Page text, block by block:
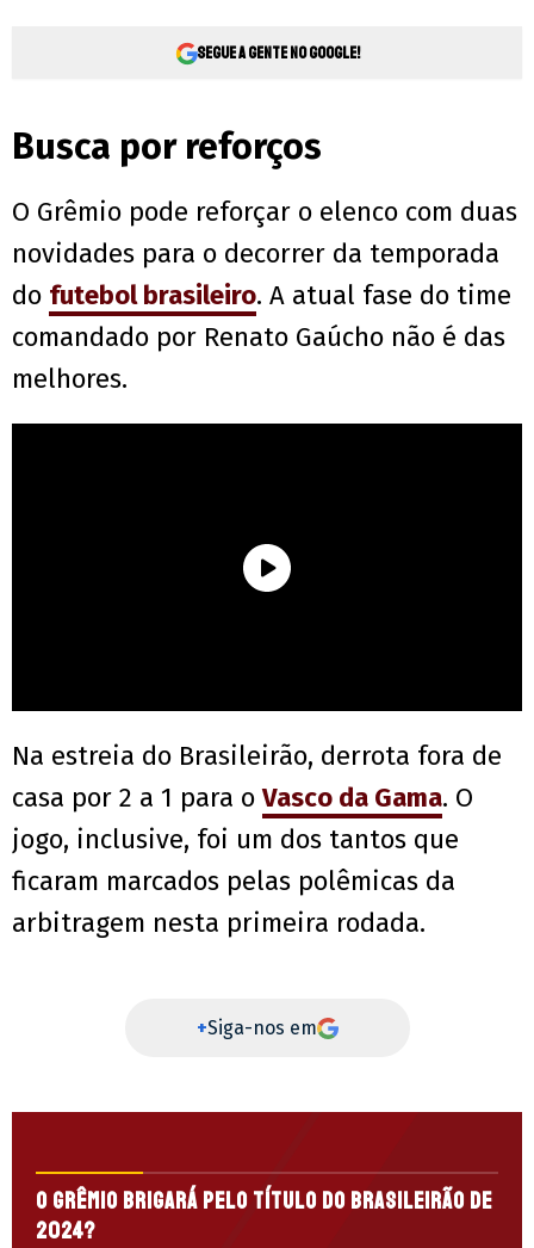
Segue a gente no Google!
Busca por reforços
O Grêmio pode reforçar o elenco com duas
novidades para o decorrer da temporada
do futebol brasileiro. A atual fase do time
comandado por Renato Gaúcho não é das
melhores.
Na estreia do Brasileirão, derrota fora de
casa por 2 a 1 para oVasco da Gama. O
jogo, inclusive, foi um dos tantos que
ficaram marcados pelas polêmicas da
arbitragem nesta primeira rodada.
+Siga-nos em
O Grêmio brigará pelo título do Brasileirão de
2024?